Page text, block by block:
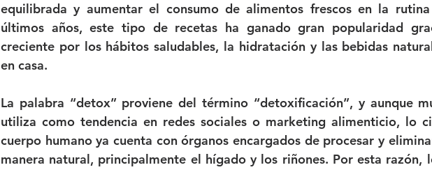
equilibrada y aumentar el consumo de alimentos frescos en la
últimos años, este tipo de recetas ha ganado gran popularidad
creciente por los hábitos saludables, la hidratación y las bebidas
en casa.
La palabra “detox” proviene del término “detoxificación”, y aunque
utiliza como tendencia en redes sociales o marketing alimenticio, lo
cuerpo humano ya cuenta con órganos encargados de procesar y
manera natural, principalmente el hígado y los riñones. Por esta razón,